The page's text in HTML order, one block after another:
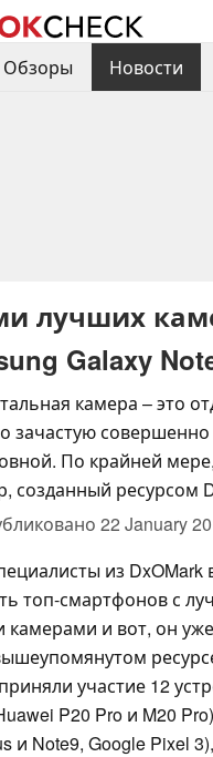
Обзоры Новости
лучших
Galaxy
камера – это
зачастую
По крайней мере,
созданный ресурсом
22 January
из DxOMark
топ-смартфонов с
и вот, он
участие 12
P20 Pro и M20
и Note9, Google Pixel